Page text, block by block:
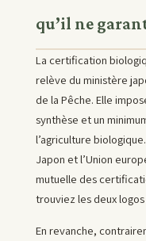
qu’il ne
La certification
relève du ministère
de la Pêche. Elle
synthèse et un
l’agriculture
Japon et l’Union
mutuelle des
trouviez les deux
En revanche,